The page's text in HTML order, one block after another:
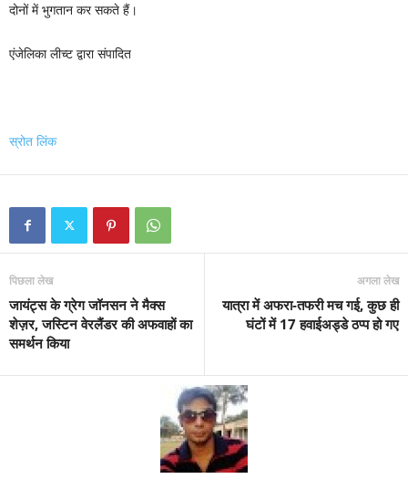
दोनों में भुगतान कर सकते हैं।
एंजेलिका लीच्ट द्वारा संपादित
स्रोत लिंक
पिछला लेख
जायंट्स के ग्रेग जॉनसन ने मैक्स
शेज़र, जस्टिन वेरलैंडर की अफवाहों का
समर्थन किया
अगला लेख
यात्रा में अफरा-तफरी मच गई, कुछ ही
घंटों में 17 हवाईअड्डे ठप्प हो गए